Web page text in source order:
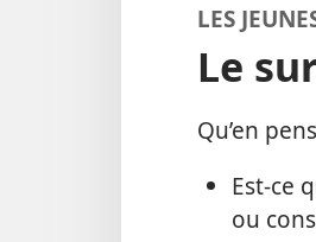
LES
Le
Qu’en
Est-ce
ou